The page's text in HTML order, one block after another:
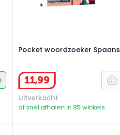
Pocket woordzoeker Spaans
11,99
Uitverkocht
of snel afhalen in 85 winkels